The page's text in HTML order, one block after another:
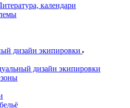
календари
дизайн экипировки
дизайн экипировки